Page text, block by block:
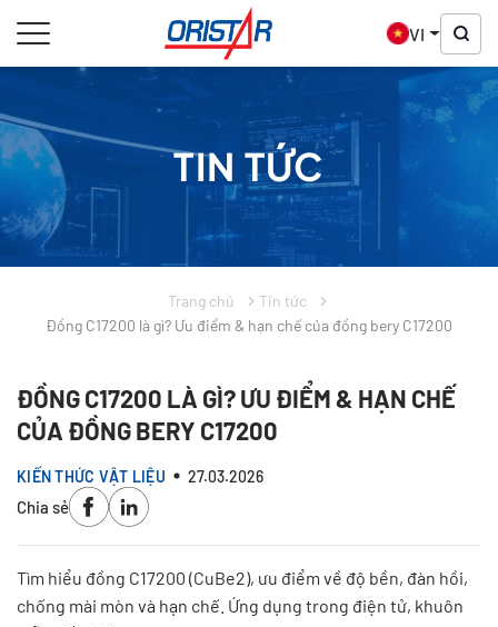
VI
TIN TỨC
Trang chủ
Tin tức
Đồng C17200 là gì? Ưu điểm & hạn chế của đồng bery C17200
ĐỒNG C17200 LÀ GÌ? ƯU ĐIỂM & HẠN CHẾ
CỦA ĐỒNG BERY C17200
KIẾN THỨC VẬT LIỆU 27.03.2026
Chia sẻ
Tìm hiểu đồng C17200 (CuBe2), ưu điểm về độ bền, đàn hồi,
chống mài mòn và hạn chế. Ứng dụng trong điện tử, khuôn